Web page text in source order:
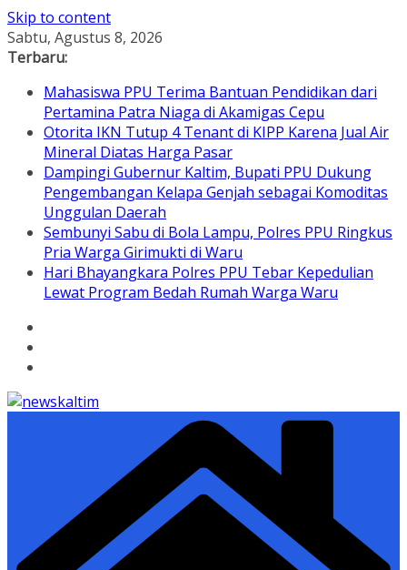
Skip to content
Sabtu, Agustus 8, 2026
Terbaru:
Mahasiswa PPU Terima Bantuan Pendidikan dari
Pertamina Patra Niaga di Akamigas Cepu
Otorita IKN Tutup 4 Tenant di KIPP Karena Jual Air
Mineral Diatas Harga Pasar
Dampingi Gubernur Kaltim, Bupati PPU Dukung
Pengembangan Kelapa Genjah sebagai Komoditas
Unggulan Daerah
Sembunyi Sabu di Bola Lampu, Polres PPU Ringkus
Pria Warga Girimukti di Waru
Hari Bhayangkara Polres PPU Tebar Kepedulian
Lewat Program Bedah Rumah Warga Waru